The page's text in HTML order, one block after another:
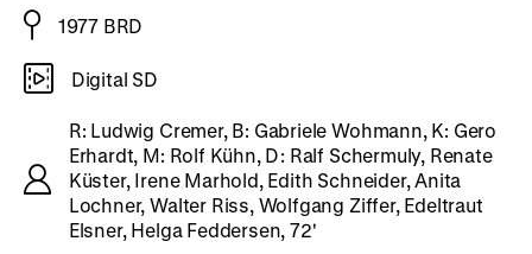
1977 BRD
Digital SD
R: Ludwig Cremer, B: Gabriele Wohmann, K: Gero
Erhardt, M: Rolf Kühn, D: Ralf Schermuly, Renate
Küster, Irene Marhold, Edith Schneider, Anita
Lochner, Walter Riss, Wolfgang Ziffer, Edeltraut
Elsner, Helga Feddersen, 72'